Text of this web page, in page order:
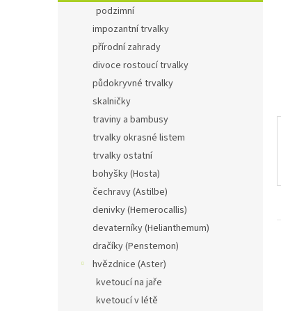
n
podzimní
impozantní trvalky
přírodní zahrady
divoce rostoucí trvalky
půdokryvné trvalky
skalničky
traviny a bambusy
trvalky okrasné listem
trvalky ostatní
bohyšky (Hosta)
čechravy (Astilbe)
denivky (Hemerocallis)
devaterníky (Helianthemum)
dračíky (Penstemon)
hvězdnice (Aster)
kvetoucí na jaře
kvetoucí v létě